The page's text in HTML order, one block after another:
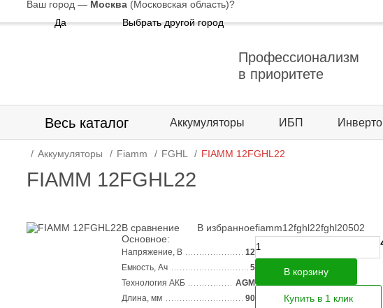
Ваш город — Москва (Московская область)?
Да
Выбрать другой город
Профессионализм
в приоритете
Весь каталог Аккумуляторы ИБП
Аккумуляторы Fiamm FGHL FIAMM 12FGHL22
FIAMM 12FGHL22
В сравнение
В избранное
Основное:
Напряжение, В
12
Емкость, Ач
5
Технология АКБ
AGM
Длина, мм
90
fiamm12fghl22fghl20502
В корзину
Купить в 1 клик